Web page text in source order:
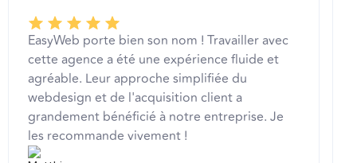
EasyWeb porte bien son nom ! Travailler avec
cette agence a été une expérience fluide et
agréable. Leur approche simplifiée du
webdesign et de l'acquisition client a
grandement bénéficié à notre entreprise. Je
les recommande vivement !